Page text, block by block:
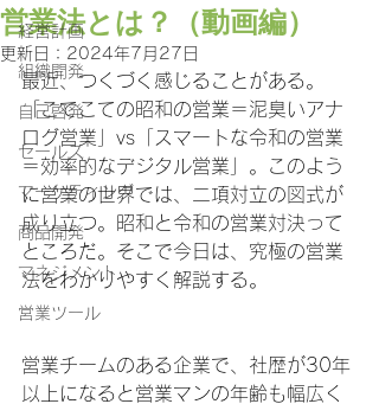
経営計画
組織開発
自己啓発
セールス
マーケティング
商品開発
マネジメント
営業ツール
営業法とは？（動画編）
更新日： 2024年7月27日
最近、つくづく感じることがある。
「こてこての昭和の営業＝泥臭いアナ
ログ営業」vs「スマートな令和の営業
＝効率的なデジタル営業」。このよう
に営業の世界では、二項対立の図式が
成り立つ。昭和と令和の営業対決って
ところだ。そこで今日は、究極の営業
法をわかりやすく解説する。
営業チームのある企業で、社歴が30年
以上になると営業マンの年齢も幅広く